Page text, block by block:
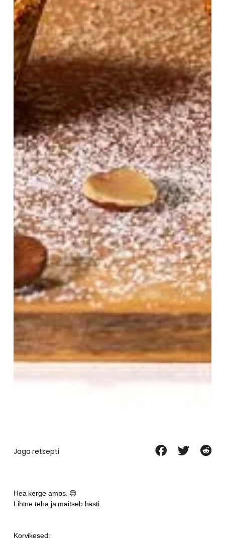
Jaga retsepti
Hea kerge amps. 😊
Lihtne teha ja maitseb hästi.
Korvikesed: